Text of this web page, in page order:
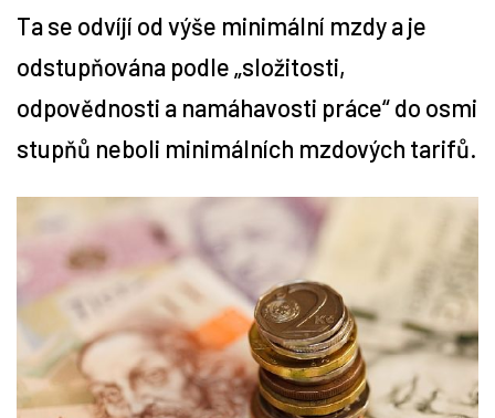
Časopis
Ta se odvíjí od výše minimální mzdy a je
odstupňována podle „složitosti,
odpovědnosti a namáhavosti práce“ do osmi
stupňů neboli minimálních mzdových tarifů.